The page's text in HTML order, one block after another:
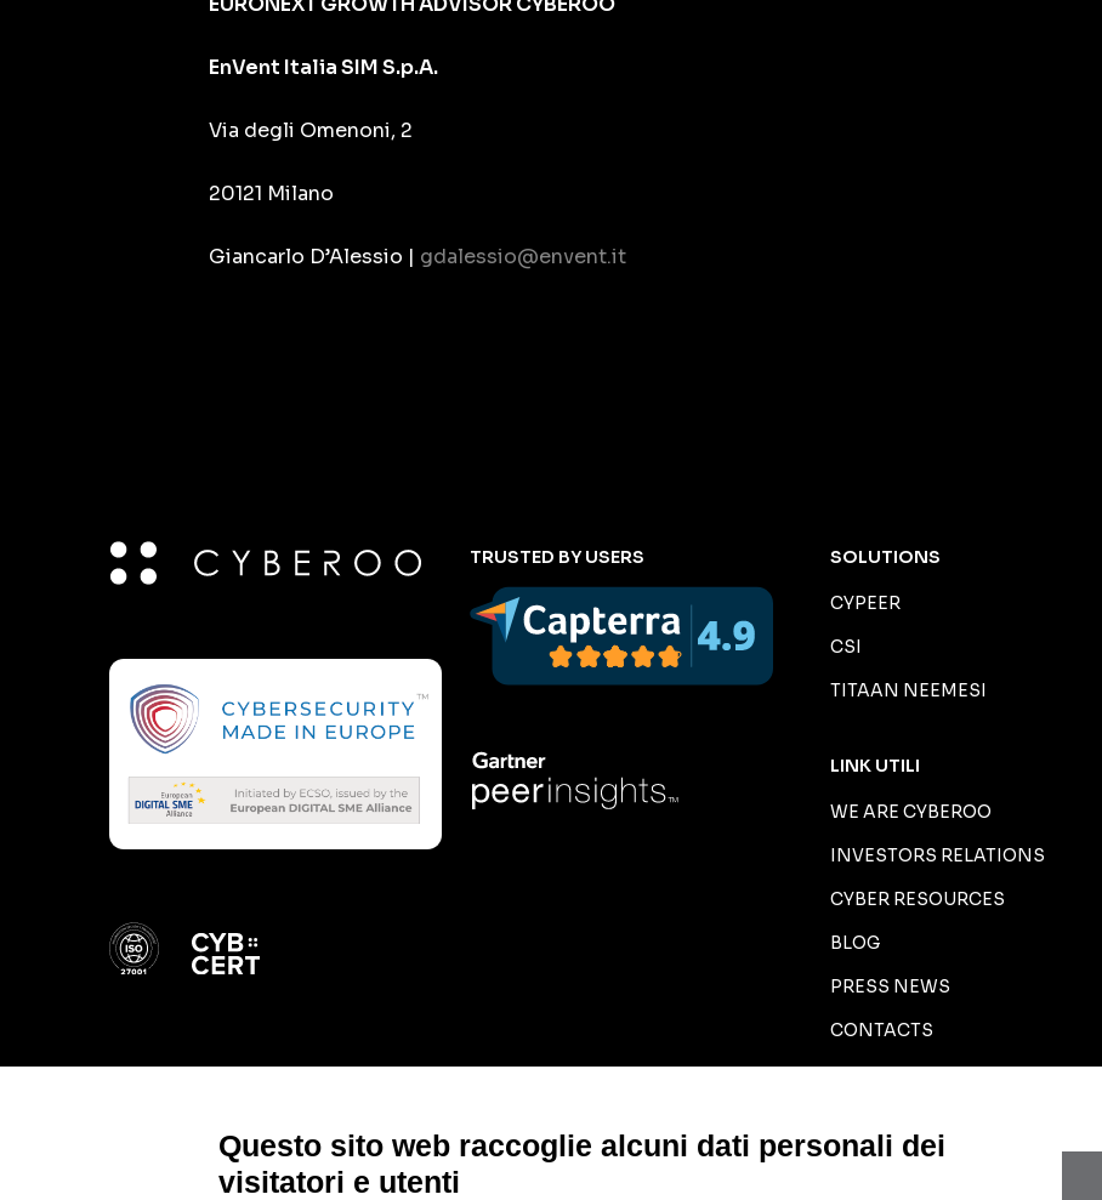
EnVent Italia SIM S.p.A.
Via degli Omenoni, 2
20121 Milano
Giancarlo D’Alessio | gdalessio@envent.it
TRUSTED BY USERS SOLUTIONS
CYPEER
CSI
TITAAN NEEMESI
LINK UTILI
WE ARE CYBEROO
INVESTORS RELATIONS
CYBER RESOURCES
BLOG
PRESS NEWS
CONTACTS
MODIFICA PREFERENZE GDPR
Questo sito web raccoglie alcuni dati personali dei
visitatori e utenti